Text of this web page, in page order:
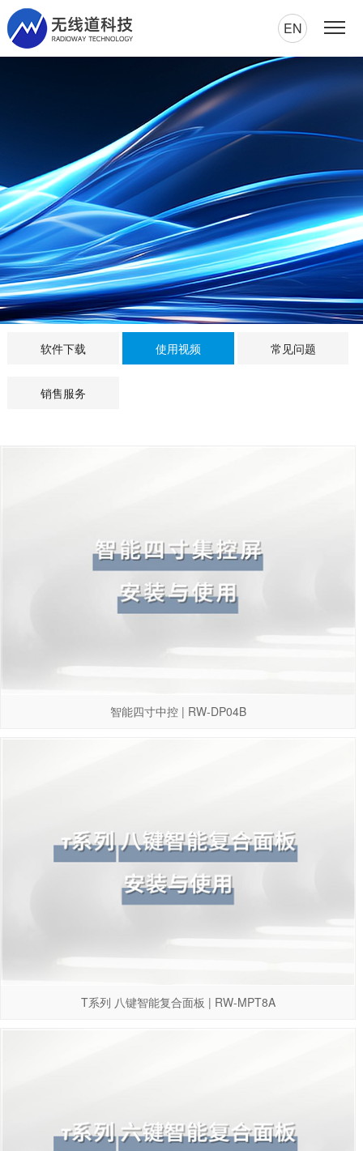
EN
软件下载 使用视频 常见问题
销售服务
智能四寸中控 | RW-DP04B
T系列 八键智能复合面板 | RW-MPT8A